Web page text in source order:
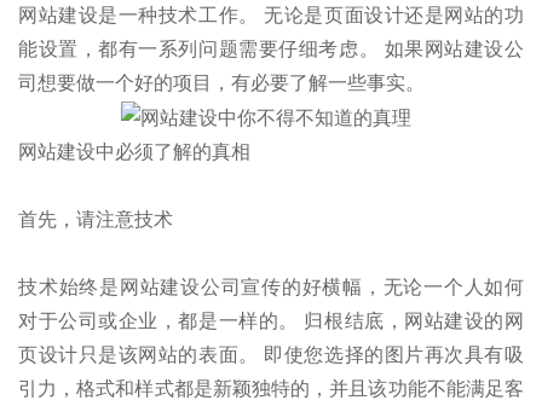
网站建设是一种技术工作。 无论是页面设计还是网站的功
能设置，都有一系列问题需要仔细考虑。 如果网站建设公
司想要做一个好的项目，有必要了解一些事实。
网站建设中必须了解的真相
首先，请注意技术
技术始终是网站建设公司宣传的好横幅，无论一个人如何
对于公司或企业，都是一样的。 归根结底，网站建设的网
页设计只是该网站的表面。 即使您选择的图片再次具有吸
引力，格式和样式都是新颖独特的，并且该功能不能满足客